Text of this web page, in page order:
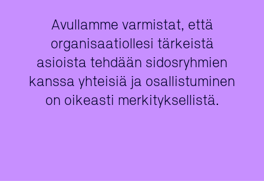
Avullamme varmistat, että
organisaatiollesi tärkeistä
asioista tehdään sidosryhmien
kanssa yhteisiä ja osallistuminen
on oikeasti merkityksellistä.